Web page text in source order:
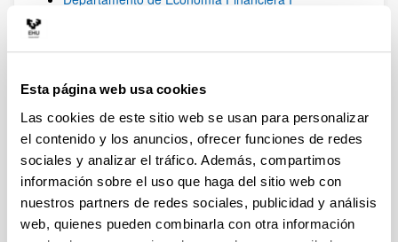
Esta página web usa cookies
Las cookies de este sitio web se usan para personalizar
el contenido y los anuncios, ofrecer funciones de redes
sociales y analizar el tráfico. Además, compartimos
información sobre el uso que haga del sitio web con
nuestros partners de redes sociales, publicidad y análisis
web, quienes pueden combinarla con otra información
Localización y contacto
Cargos
Paginas personales
Marcela Espinosa
Sonia M García-Delgado
José Ignacio Martínez Churiaque
Valeriano Sánchez Famoso
Lorea Andicoechea
GZE